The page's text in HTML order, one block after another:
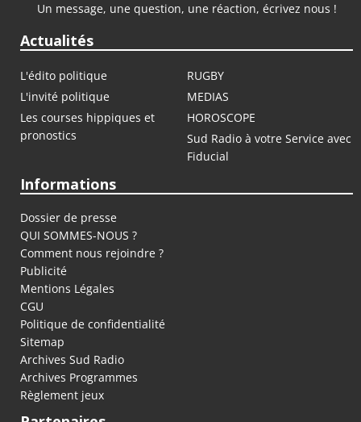
Un message, une question, une réaction, écrivez nous !
Actualités
L'édito politique
RUGBY
L'invité politique
MEDIAS
Les courses hippiques et
pronostics
HOROSCOPE
Sud Radio à votre Service avec
Fiducial
Informations
Dossier de presse
QUI SOMMES-NOUS ?
Comment nous rejoindre ?
Publicité
Mentions Légales
CGU
Politique de confidentialité
Sitemap
Archives Sud Radio
Archives Programmes
Règlement jeux